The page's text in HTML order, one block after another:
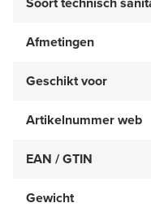
Afmetingen
Geschikt voor
Artikelnummer web
EAN / GTIN
Gewicht